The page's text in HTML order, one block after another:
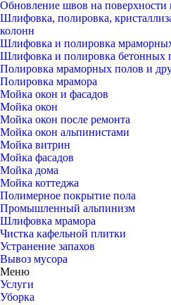
Обновление швов на поверхности
Шлифовка, полировка,
колонн
Шлифовка и полировка
Шлифовка и полировка бетонных
Полировка мраморных полов и
Полировка мрамора
Мойка окон и фасадов
Мойка окон
Мойка окон после ремонта
Мойка окон альпинистами
Мойка витрин
Мойка фасадов
Мойка дома
Мойка коттеджа
Полимерное покрытие пола
Промышленный альпинизм
Шлифовка мрамора
Чистка кафельной плитки
Устранение запахов
Вывоз мусора
Меню
Услуги
Уборка